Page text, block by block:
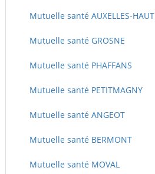
Mutuelle santé AUXELLES-HAUT
Mutuelle santé GROSNE
Mutuelle santé PHAFFANS
Mutuelle santé PETITMAGNY
Mutuelle santé ANGEOT
Mutuelle santé BERMONT
Mutuelle santé MOVAL